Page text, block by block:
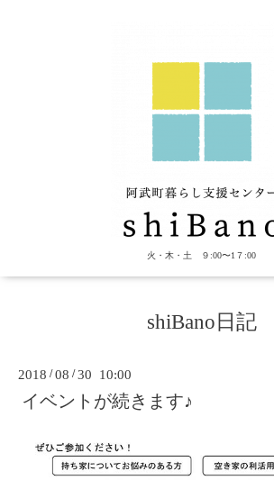
火・木・土 ９:00〜1７:00
shiBano日記
2018 /08 /30 10:00
イベントが続きます♪